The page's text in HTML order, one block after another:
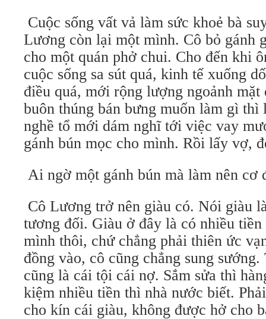
Cuộc sống vất vả làm sức khoẻ bà
Lương còn lại một mình. Cô bỏ gánh
cho một quán phở chui. Cho đến khi
cuộc sống sa sút quá, kinh tế xuống
điều quá, mới rộng lượng ngoảnh
buôn thúng bán bưng muốn làm gì
nghề tổ mới dám nghĩ tới việc vay
gánh bún mọc cho mình. Rồi lấy vợ,
Ai ngờ một gánh bún mà làm nên cơ
Cô Lương trở nên giàu có. Nói giàu
tương đối. Giàu ở đây là có nhiều
mình thôi, chứ chẳng phải thiên ức
đồng vào, cô cũng chẳng sung
cũng là cái tội cái nợ. Sắm sửa thì
kiệm nhiều tiền thì nhà nước biết.
cho kín cái giàu, không được hở cho